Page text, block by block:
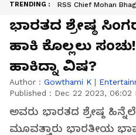
TRENDING : RSS Chief Mohan
ಭಾರತದ ಶ್ರೇಷ್ಠ
ಹಾಕಿ ಕೊಲ್ಲಲು
ಹಾಕಿದ್ನಾ ವಿಷ?
Author : Gowthami K |
Published : Dec 22 2023, 06:02
ಅವರು ಭಾರತದ ಶ್ರೇಷ್ಠ
ಮೂವತ್ತಾರು ಭಾರತೀಯ